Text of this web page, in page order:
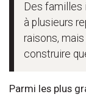
Des familles
à plusieurs
raisons,
construire
Parmi les plus